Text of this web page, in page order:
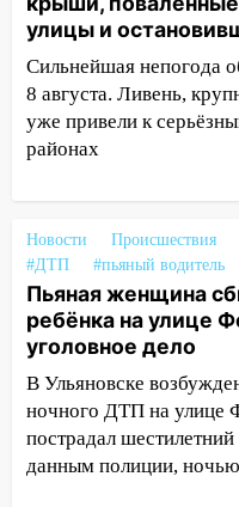
как устраняют
шторма
13:49 Стихия
Ульяновск:
Орджоникидзе
13:46
Сильный
СТО на проспекте
13:35 Непогода
транспорту: в
сошёл с рельсов
13:22 Упавшие
дороги в
13:17
улицы и
Сильнейшая непогода
8 августа. Ливень,
уже привели к
районах
Новости Происшествия
#ДТП
#пьяный водитель
Пьяная женщина
ребёнка на улице
уголовное дело
В Ульяновске
ночного ДТП на улице
пострадал
данным полиции,